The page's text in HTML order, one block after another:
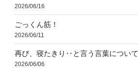
2026/06/16
ごっくん筋！
2026/06/11
再び、寝たきり‥と言う言葉について
2026/06/06